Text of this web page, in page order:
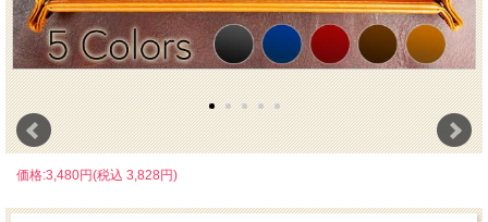
価格:3,480円(税込 3,828円)